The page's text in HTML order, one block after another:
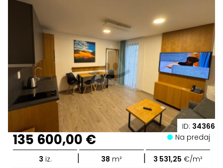
ID: 34366
135 600,00 € Na predaj
3 iz. | 38 m² | 3 531,25 €/m²